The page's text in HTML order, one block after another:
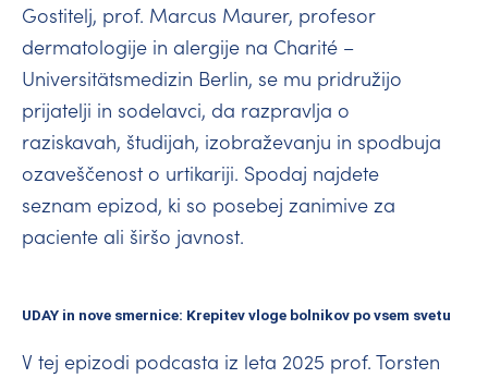
Gostitelj, prof. Marcus Maurer, profesor
dermatologije in alergije na Charité –
Universitätsmedizin Berlin, se mu pridružijo
prijatelji in sodelavci, da razpravlja o
raziskavah, študijah, izobraževanju in spodbuja
ozaveščenost o urtikariji. Spodaj najdete
seznam epizod, ki so posebej zanimive za
paciente ali širšo javnost.
UDAY in nove smernice: Krepitev vloge bolnikov po vsem svetu
V tej epizodi podcasta iz leta 2025 prof. Torsten